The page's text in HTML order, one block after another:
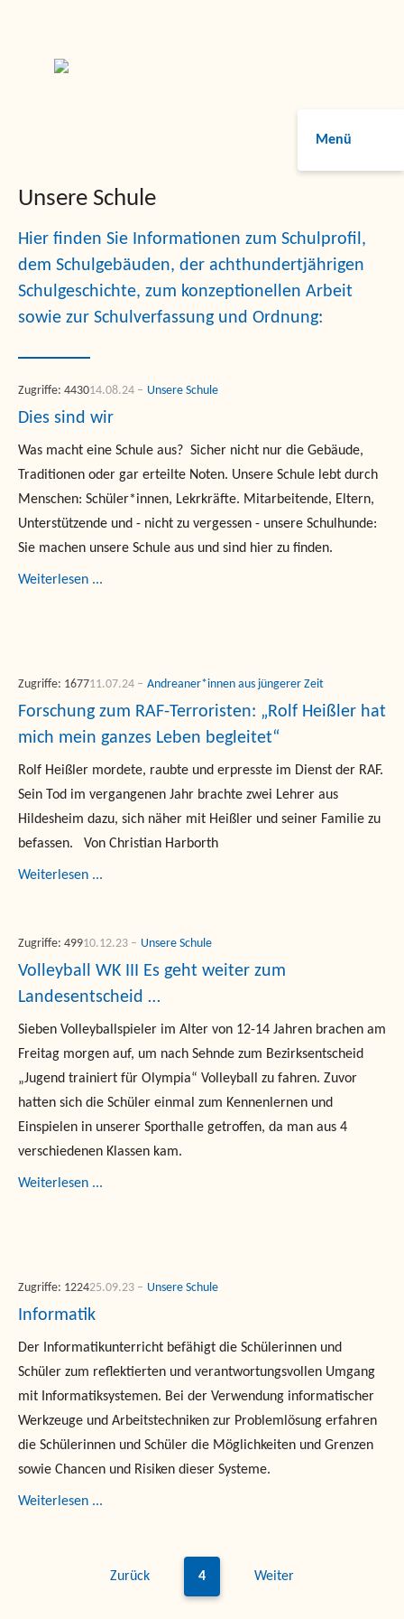
Menü
Unsere Schule
Hier finden Sie Informationen zum Schulprofil,
dem Schulgebäuden, der achthundertjährigen
Schulgeschichte, zum konzeptionellen Arbeit
sowie zur Schulverfassung und Ordnung:
Dies sind wir
Was macht eine Schule aus? Sicher nicht nur die Gebäude,
Traditionen oder gar erteilte Noten. Unsere Schule lebt durch
Menschen: Schüler*innen, Lekrkräfte. Mitarbeitende, Eltern,
Unterstützende und - nicht zu vergessen - unsere Schulhunde:
Sie machen unsere Schule aus und sind hier zu finden.
Unsere Schule
14.08.24
Zugriffe: 4430
Weiterlesen ...
Forschung zum RAF-Terroristen: „Rolf Heißler hat
mich mein ganzes Leben begleitet“
Rolf Heißler mordete, raubte und erpresste im Dienst der RAF.
Sein Tod im vergangenen Jahr brachte zwei Lehrer aus
Hildesheim dazu, sich näher mit Heißler und seiner Familie zu
befassen. Von Christian Harborth
Andreaner*innen aus jüngerer Zeit
11.07.24
Zugriffe: 1677
Weiterlesen ...
Volleyball WK III Es geht weiter zum
Landesentscheid …
Sieben Volleyballspieler im Alter von 12-14 Jahren brachen am
Freitag morgen auf, um nach Sehnde zum Bezirksentscheid
„Jugend trainiert für Olympia“ Volleyball zu fahren. Zuvor
hatten sich die Schüler einmal zum Kennenlernen und
Einspielen in unserer Sporthalle getroffen, da man aus 4
verschiedenen Klassen kam.
Unsere Schule
10.12.23
Zugriffe: 499
Weiterlesen ...
Informatik
Der Informatikunterricht befähigt die Schülerinnen und
Schüler zum reflektierten und verantwortungsvollen Umgang
mit Informatiksystemen. Bei der Verwendung informatischer
Werkzeuge und Arbeitstechniken zur Problemlösung erfahren
die Schülerinnen und Schüler die Möglichkeiten und Grenzen
sowie Chancen und Risiken dieser Systeme.
Unsere Schule
25.09.23
Zugriffe: 1224
Weiterlesen ...
Zurück 4 Weiter